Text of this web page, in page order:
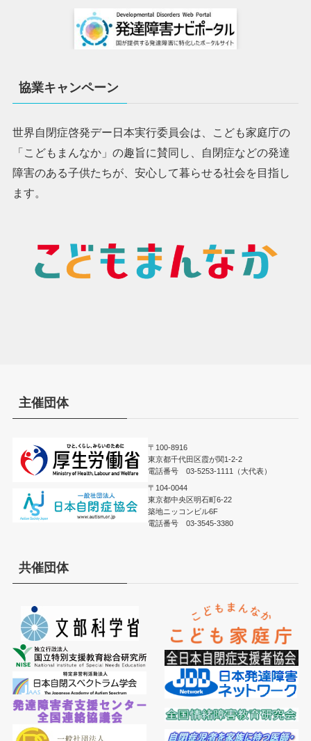
協業キャンペーン
世界自閉症啓発デー日本実行委員会は、こども家庭庁の
「こどもまんなか」の趣旨に賛同し、自閉症などの発達
障害のある子供たちが、安心して暮らせる社会を目指し
ます。
主催団体
〒100-8916
東京都千代田区霞が関1-2-2
電話番号 03-5253-1111（大代表）
〒104-0044
東京都中央区明石町6-22
築地ニッコンビル6F
電話番号 03-3545-3380
共催団体